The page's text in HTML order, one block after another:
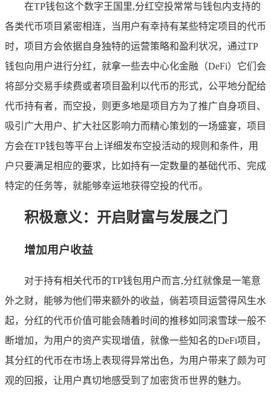
在TP钱包这个数字王国里,分红空投常常与钱包内支持的
各类代币项目紧密相连，当用户有幸持有某些特定项目的代币
时，项目方会依据自身独特的运营策略和盈利状况，通过TP
钱包向用户进行分红，就拿一些去中心化金融（DeFi）它们会
将部分交易手续费或者项目盈利以代币的形式，公平地分配给
代币持有者，而空投，则更多地是项目方为了推广自身项目、
吸引广大用户、扩大社区影响力而精心策划的一场盛宴，项目
方会在TP钱包等平台上详细发布空投活动的规则和条件，用
户只要满足相应的要求，比如持有一定数量的基础代币、完成
特定的任务等，就能够幸运地获得空投的代币。
积极意义：开启财富与发展之门
增加用户收益
对于持有相关代币的TP钱包用户而言,分红就像是一笔意
外之财，能够为他们带来额外的收益，倘若项目运营得风生水
起，分红的代币价值可能会随着时间的推移如同滚雪球一般不
断增加，为用户的资产实现增值，就像一些知名的DeFi项目，
其分红的代币在市场上表现得异常出色，为用户带来了颇为可
观的回报，让用户真切地感受到了加密货币世界的魅力。